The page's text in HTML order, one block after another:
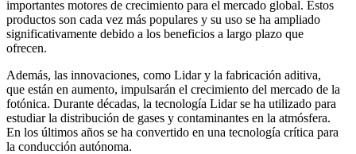
importantes motores de crecimiento para el mercado global. Estos
productos son cada vez más populares y su uso se ha ampliado
significativamente debido a los beneficios a largo plazo que
ofrecen.
Además, las innovaciones, como Lidar y la fabricación aditiva,
que están en aumento, impulsarán el crecimiento del mercado de la
fotónica. Durante décadas, la tecnología Lidar se ha utilizado para
estudiar la distribución de gases y contaminantes en la atmósfera.
En los últimos años se ha convertido en una tecnología crítica para
la conducción autónoma.